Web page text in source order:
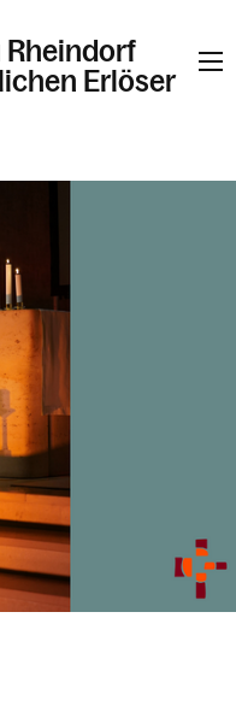
Rheindorf
Erlöser